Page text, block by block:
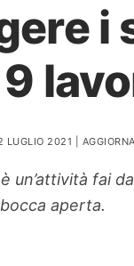
NOVITÀ
AMBIENTI
Ortaggio
Search for:
i
LUGLIO 2021 |
un’attività fai
aperta.